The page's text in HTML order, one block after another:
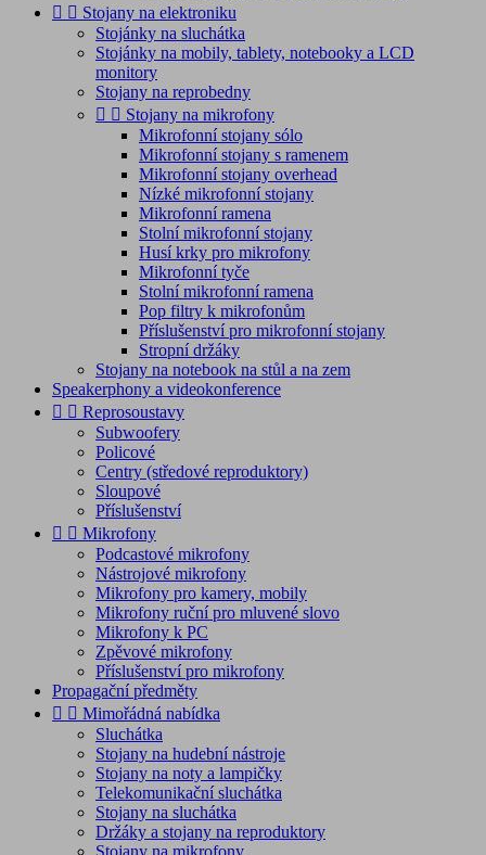
  Stojany na elektroniku
Stojánky na sluchátka
Stojánky na mobily, tablety, notebooky a LCD
monitory
Stojany na reprobedny
  Stojany na mikrofony
Mikrofonní stojany sólo
Mikrofonní stojany s ramenem
Mikrofonní stojany overhead
Nízké mikrofonní stojany
Mikrofonní ramena
Stolní mikrofonní stojany
Husí krky pro mikrofony
Mikrofonní tyče
Stolní mikrofonní ramena
Pop filtry k mikrofonům
Příslušenství pro mikrofonní stojany
Stropní držáky
Stojany na notebook na stůl a na zem
Speakerphony a videokonference
  Reprosoustavy
Subwoofery
Policové
Centry (středové reproduktory)
Sloupové
Příslušenství
  Mikrofony
Podcastové mikrofony
Nástrojové mikrofony
Mikrofony pro kamery, mobily
Mikrofony ruční pro mluvené slovo
Mikrofony k PC
Zpěvové mikrofony
Příslušenství pro mikrofony
Propagační předměty
  Mimořádná nabídka
Sluchátka
Stojany na hudební nástroje
Stojany na noty a lampičky
Telekomunikační sluchátka
Stojany na sluchátka
Držáky a stojany na reproduktory
Stojany na mikrofony